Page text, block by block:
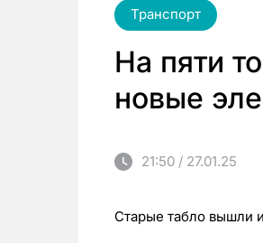
Транспорт
На пяти
новые
21:50 / 27.01.25
Старые табло вышли